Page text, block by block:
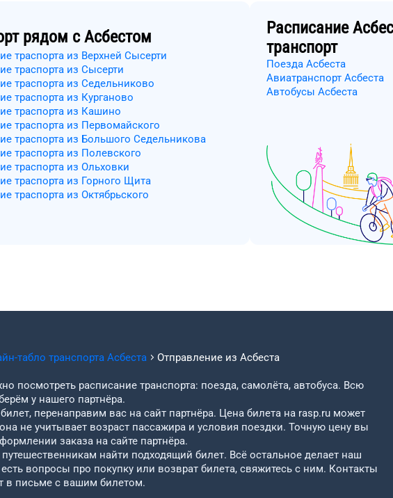
рядом с Асбестом
траспорта из Верхней Сысерти
траспорта из Сысерти
траспорта из Седельниково
траспорта из Курганово
траспорта из Кашино
траспорта из Первомайского
траспорта из Большого Седельникова
траспорта из Полевского
траспорта из Ольховки
траспорта из Горного Щита
траспорта из Октябрьского
Расписание
транспорт
Поезда Асбеста
Авиатранспорт Асбеста
Автобусы Асбеста
табло транспорта Асбеста Отправление из Асбеста
посмотреть расписание транспорта: поезда, самолёта, автобуса. Всю
у нашего партнёра.
перенаправим вас на сайт партнёра. Цена билета на rasp.ru может
не учитывает возраст пассажира и условия поездки. Точную цену вы
заказа на сайте партнёра.
найти подходящий билет. Всё остальное делает наш
вопросы про покупку или возврат билета, свяжитесь с ним. Контакты
в письме с вашим билетом.